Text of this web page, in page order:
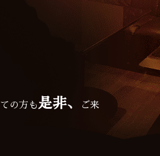
の方も 是非、 ご来